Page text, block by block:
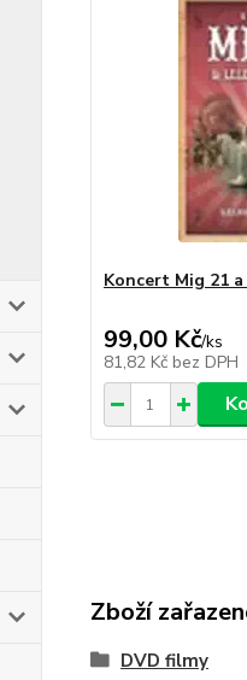
Koncert Mig 21
99,00 Kč/ks
81,82 Kč bez DPH
Zboží
DVD filmy